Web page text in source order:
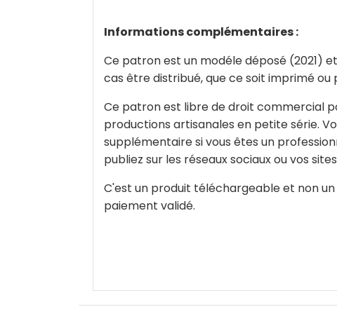
Informations complémentaires :
Ce patron est un modéle déposé (2021)
cas être distribué, que ce soit imprimé
Ce patron est libre de droit commercial
productions artisanales en petite série.
supplémentaire si vous êtes un
publiez sur les réseaux sociaux ou vos
C'est un produit téléchargeable et non
paiement validé.